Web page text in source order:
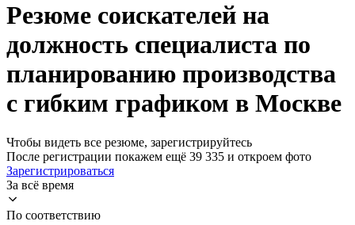
Резюме соискателей на
должность специалиста по
планированию производства
с гибким графиком в Москве
Чтобы видеть все резюме, зарегистрируйтесь
После регистрации покажем ещё 39 335 и откроем фото
Зарегистрироваться
За всё время
По соответствию